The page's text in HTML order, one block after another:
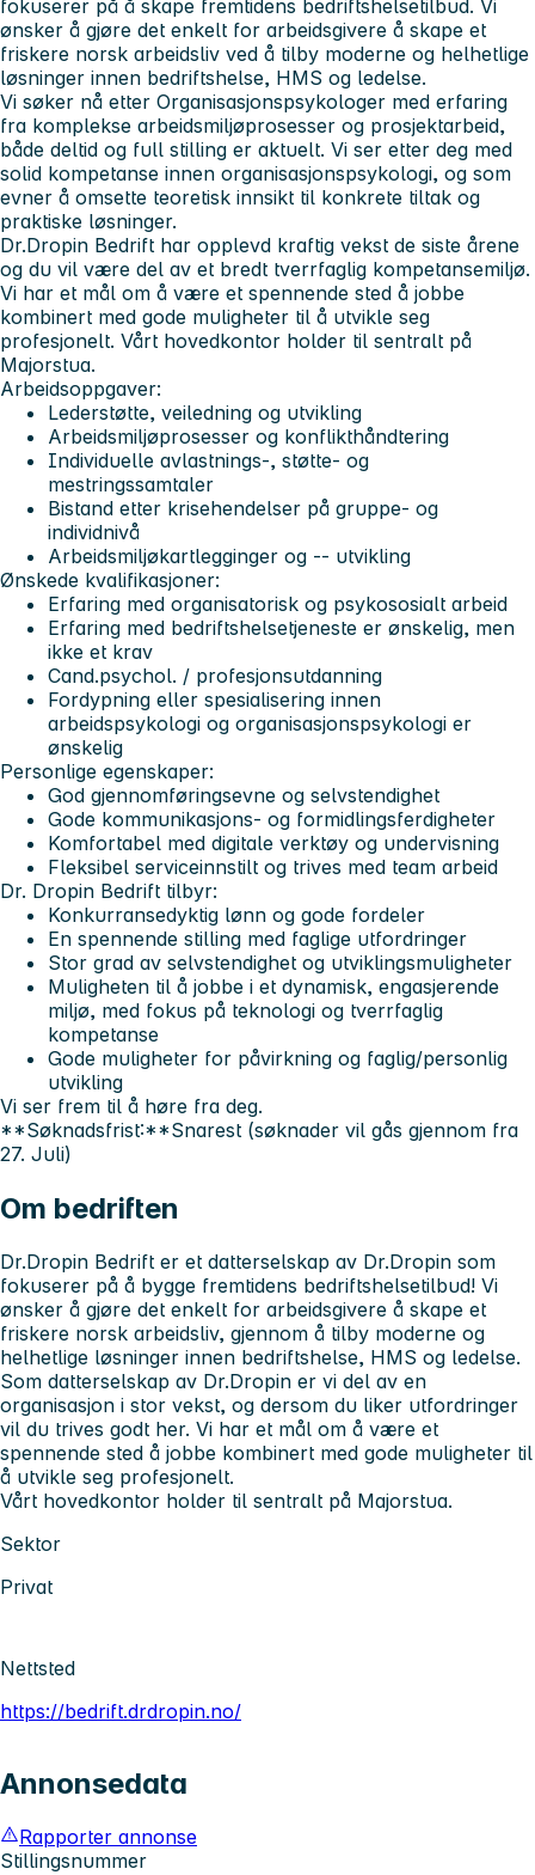
fokuserer på å skape fremtidens bedriftshelsetilbud. Vi
ønsker å gjøre det enkelt for arbeidsgivere å skape et
friskere norsk arbeidsliv ved å tilby moderne og helhetlige
løsninger innen bedriftshelse, HMS og ledelse.
Vi søker nå etter Organisasjonspsykologer med erfaring
fra komplekse arbeidsmiljøprosesser og prosjektarbeid,
både deltid og full stilling er aktuelt. Vi ser etter deg med
solid kompetanse innen organisasjonspsykologi, og som
evner å omsette teoretisk innsikt til konkrete tiltak og
praktiske løsninger.
Dr.Dropin Bedrift har opplevd kraftig vekst de siste årene
og du vil være del av et bredt tverrfaglig kompetansemiljø.
Vi har et mål om å være et spennende sted å jobbe
kombinert med gode muligheter til å utvikle seg
profesjonelt. Vårt hovedkontor holder til sentralt på
Majorstua.
Arbeidsoppgaver:
Lederstøtte, veiledning og utvikling
Arbeidsmiljøprosesser og konflikthåndtering
Individuelle avlastnings-, støtte- og
mestringssamtaler
Bistand etter krisehendelser på gruppe- og
individnivå
Arbeidsmiljøkartlegginger og -- utvikling
Ønskede kvalifikasjoner:
Erfaring med organisatorisk og psykososialt arbeid
Erfaring med bedriftshelsetjeneste er ønskelig, men
ikke et krav
Cand.psychol. / profesjonsutdanning
Fordypning eller spesialisering innen
arbeidspsykologi og organisasjonspsykologi er
ønskelig
Personlige egenskaper:
God gjennomføringsevne og selvstendighet
Gode kommunikasjons- og formidlingsferdigheter
Komfortabel med digitale verktøy og undervisning
Fleksibel serviceinnstilt og trives med team arbeid
Dr. Dropin Bedrift tilbyr:
Konkurransedyktig lønn og gode fordeler
En spennende stilling med faglige utfordringer
Stor grad av selvstendighet og utviklingsmuligheter
Muligheten til å jobbe i et dynamisk, engasjerende
miljø, med fokus på teknologi og tverrfaglig
kompetanse
Gode muligheter for påvirkning og faglig/personlig
utvikling
Vi ser frem til å høre fra deg.
**Søknadsfrist:**Snarest (søknader vil gås gjennom fra
27. Juli)
Om bedriften
Dr.Dropin Bedrift er et datterselskap av Dr.Dropin som
fokuserer på å bygge fremtidens bedriftshelsetilbud! Vi
ønsker å gjøre det enkelt for arbeidsgivere å skape et
friskere norsk arbeidsliv, gjennom å tilby moderne og
helhetlige løsninger innen bedriftshelse, HMS og ledelse.
Som datterselskap av Dr.Dropin er vi del av en
organisasjon i stor vekst, og dersom du liker utfordringer
vil du trives godt her. Vi har et mål om å være et
spennende sted å jobbe kombinert med gode muligheter til
å utvikle seg profesjonelt.
Vårt hovedkontor holder til sentralt på Majorstua.
Sektor
Privat
Nettsted
https://bedrift.drdropin.no/
Annonsedata
Rapporter annonse
Stillingsnummer